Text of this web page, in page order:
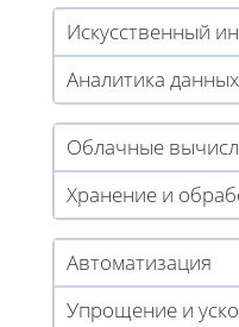
Искусственный
Аналитика
Облачные
Хранение и
Автоматизация
Упрощение и